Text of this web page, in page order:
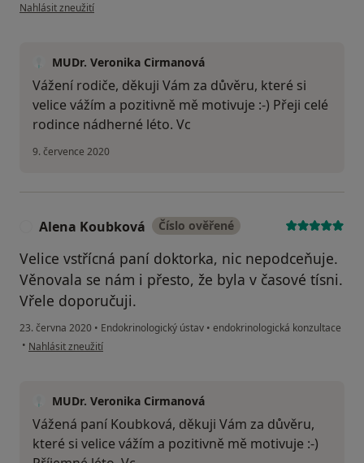
Nahlásit zneužití
MUDr. Veronika Cirmanová
Vážení rodiče, děkuji Vám za důvěru, které si
velice vážím a pozitivně mě motivuje :-) Přeji celé
rodince nádherné léto. Vc
9. července 2020
Alena Koubková Číslo ověřené
Velice vstřícná paní doktorka, nic nepodceňuje.
Věnovala se nám i přesto, že byla v časové tísni.
Vřele doporučuji.
23. června 2020 • Endokrinologický ústav • endokrinologická konzultace
• podle názoru uživatele Alena Koubková
Nahlásit zneužití
MUDr. Veronika Cirmanová
Vážená paní Koubková, děkuji Vám za důvěru,
které si velice vážím a pozitivně mě motivuje :-)